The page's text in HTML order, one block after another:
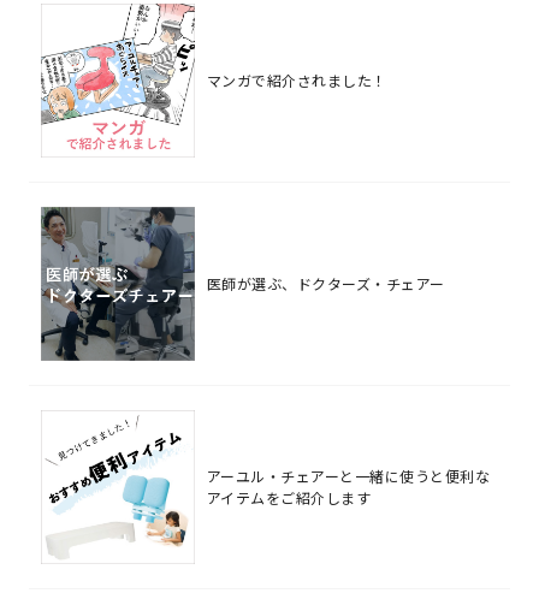
マンガで紹介されました！
医師が選ぶ、ドクターズ・チェアー
アーユル・チェアーと一緒に使うと便利な
アイテムをご紹介します